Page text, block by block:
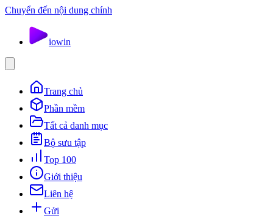
Chuyển đến nội dung chính
iowin
Trang chủ
Phần mềm
Tất cả danh mục
Bộ sưu tập
Top 100
Giới thiệu
Liên hệ
Gửi